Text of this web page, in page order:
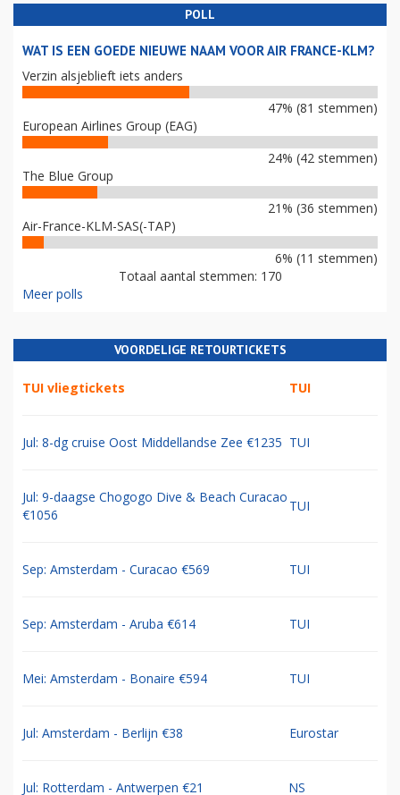
POLL
WAT IS EEN GOEDE NIEUWE NAAM VOOR AIR FRANCE-KLM?
Verzin alsjeblieft iets anders
47% (81 stemmen)
European Airlines Group (EAG)
24% (42 stemmen)
The Blue Group
21% (36 stemmen)
Air-France-KLM-SAS(-TAP)
6% (11 stemmen)
Totaal aantal stemmen: 170
Meer polls
VOORDELIGE RETOURTICKETS
TUI vliegtickets TUI
Jul: 8-dg cruise Oost Middellandse Zee €1235 TUI
Jul: 9-daagse Chogogo Dive & Beach Curacao
€1056
TUI
Sep: Amsterdam - Curacao €569 TUI
Sep: Amsterdam - Aruba €614 TUI
Mei: Amsterdam - Bonaire €594 TUI
Jul: Amsterdam - Berlijn €38 Eurostar
Jul: Rotterdam - Antwerpen €21 NS